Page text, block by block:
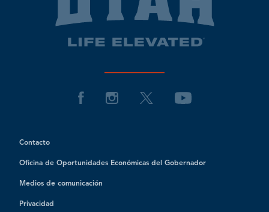
Contacto
Oficina de Oportunidades Económicas del Gobernador
Medios de comunicación
Privacidad